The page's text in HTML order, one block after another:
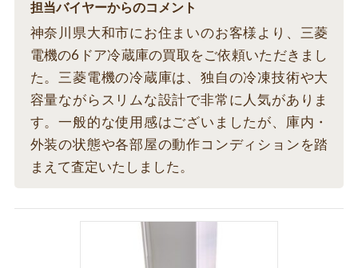
担当バイヤーからのコメント
神奈川県大和市にお住まいのお客様より、三菱
電機の6ドア冷蔵庫の買取をご依頼いただきまし
た。三菱電機の冷蔵庫は、独自の冷凍技術や大
容量ながらスリムな設計で非常に人気がありま
す。一般的な使用感はございましたが、庫内・
外装の状態や各部屋の動作コンディションを踏
まえて査定いたしました。